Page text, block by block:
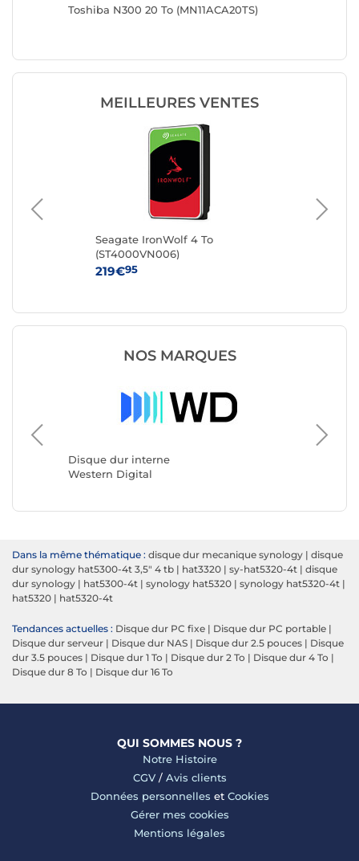
Toshiba N300 20 To (MN11ACA20TS)
MEILLEURES VENTES
Seagate IronWolf 4 To
(ST4000VN006)
219€95
NOS MARQUES
Disque dur interne
Western Digital
Disque
Dans la même thématique : disque dur mecanique synology | disque
dur synology hat5300-4t 3,5" 4 tb | hat3320 | sy-hat5320-4t | disque
dur synology | hat5300-4t | synology hat5320 | synology hat5320-4t |
hat5320 | hat5320-4t
Tendances actuelles : Disque dur PC fixe | Disque dur PC portable |
Disque dur serveur | Disque dur NAS | Disque dur 2.5 pouces | Disque
dur 3.5 pouces | Disque dur 1 To | Disque dur 2 To | Disque dur 4 To |
Disque dur 8 To | Disque dur 16 To
QUI SOMMES NOUS ?
Notre Histoire
CGV/ Avis clients
Données personnelles et Cookies
Gérer mes cookies
Mentions légales